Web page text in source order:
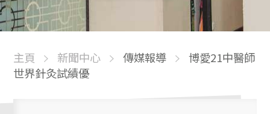
主頁 新聞中心 傳媒報導
博愛21中醫師
世界針灸試績優